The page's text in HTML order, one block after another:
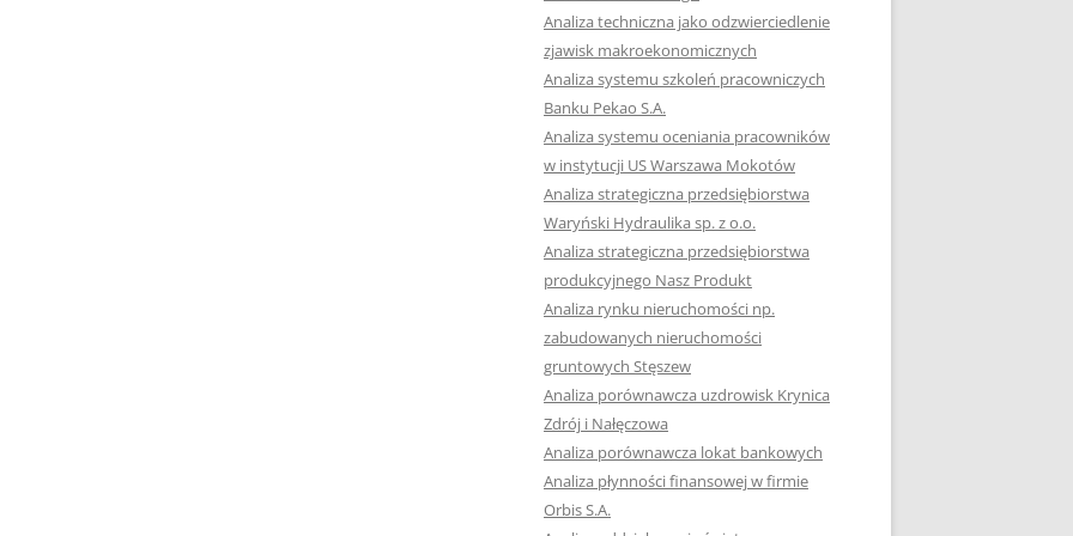
NAPISAĆ PRACĘ DYPLOMOWĄ
JAK PRZYGOTOWAĆ SIĘ DO
USTNEGO EGZAMINU
DYPLOMOWEGO?
HIPOTEZY W PRACACH
DYPLOMOWYCH
JAK PRZYGOTOWAĆ SIĘ DO
OBRONY PRACY DYPLOMOWEJ
Analiza techniczna jako odzwierciedlenie
zjawisk makroekonomicznych
Analiza systemu szkoleń pracowniczych
Banku Pekao S.A.
Analiza systemu oceniania pracowników
w instytucji US Warszawa Mokotów
Analiza strategiczna przedsiębiorstwa
Waryński Hydraulika sp. z o.o.
Analiza strategiczna przedsiębiorstwa
produkcyjnego Nasz Produkt
Analiza rynku nieruchomości np.
zabudowanych nieruchomości
gruntowych Stęszew
Analiza porównawcza uzdrowisk Krynica
Zdrój i Nałęczowa
Analiza porównawcza lokat bankowych
Analiza płynności finansowej w firmie
Orbis S.A.